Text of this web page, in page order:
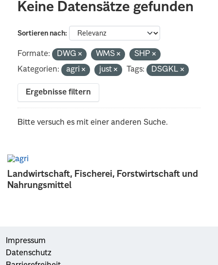
Landwirtschaft, Fischerei, Forstwirtschaft und
Nahrungsmittel
Keine Datensätze gefunden
Sortieren nach
Formate: DWG WMS
SHP
Kategorien:
agri just Tags: DSGKL
Ergebnisse filtern
Bitte versuch es mit einer anderen Suche.
Impressum
Datenschutz